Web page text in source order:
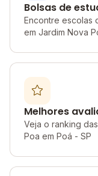
Bolsas de
Encontre escolas
em Jardim Nova
Melhores
Veja o ranking
Poa em Poá - SP